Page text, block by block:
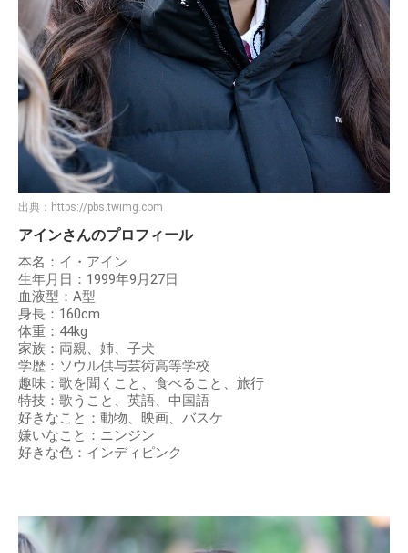
出典： https://pbs.twimg.com
アインさんのプロフィール
本名：イ・アイン
生年月日：1999年9月27日
血液型：A型
身長：160cm
体重：44kg
家族：両親、姉、子犬
学歴：ソウル供与芸術高等学校
趣味：歌を聞くこと、食べること、旅行
特技：歌うこと、英語、中国語
好きなこと：動物、映画、バスケ
嫌いなこと：ニンジン
好きな色：インディピンク